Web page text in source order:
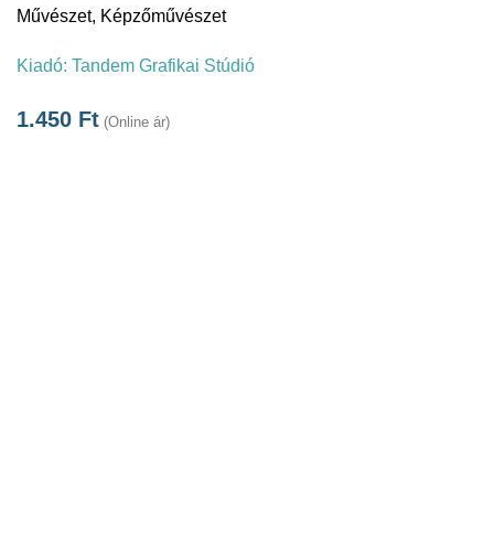
Művészet, Képzőművészet
Kiadó: Tandem Grafikai Stúdió
1.450 Ft (Online ár)